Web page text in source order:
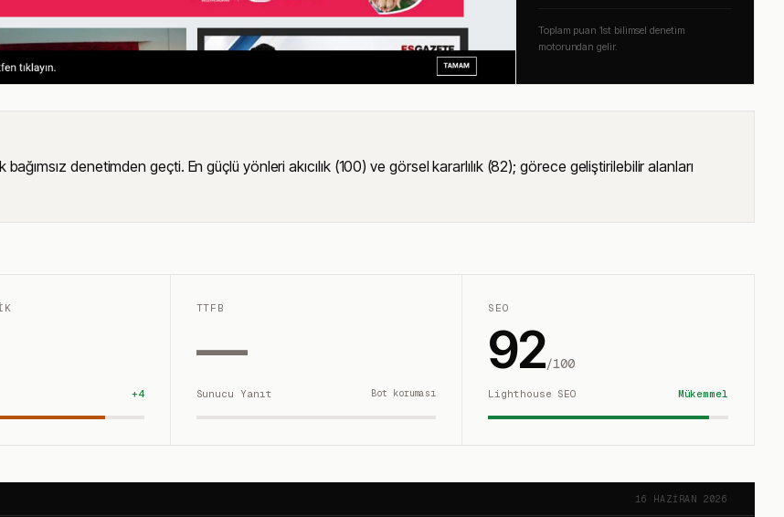
Toplam puan 1st bilimsel denetim
motorundan gelir.
denetimden geçti. En güçlü yönleri akıcılık (100) ve görsel kararlılık (82); görece geliştirilebilir alanları
+4
TTFB
—
Sunucu Yanıt Bot koruması
SEO
92/100
Lighthouse SEO Mükemmel
16 HAZIRAN 2026